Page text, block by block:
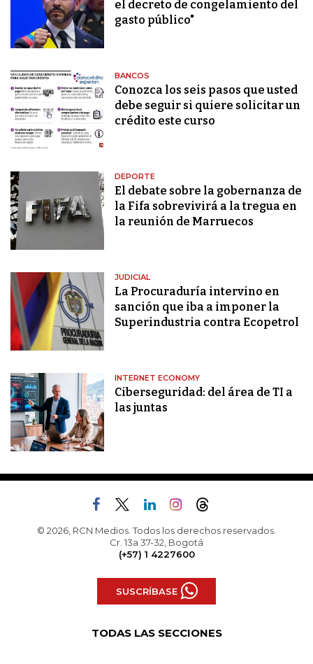
el decreto de congelamiento del
gasto público"
BANCOS
Conozca los seis pasos que usted
debe seguir si quiere solicitar un
crédito este curso
DEPORTE
El debate sobre la gobernanza de
la Fifa sobrevivirá a la tregua en
la reunión de Marruecos
JUDICIAL
La Procuraduría intervino en
sanción que iba a imponer la
Superindustria contra Ecopetrol
INTERNET ECONOMY
Ciberseguridad: del área de TI a
las juntas
© 2026, RCN Medios. Todos los derechos reservados.
Cr. 13a 37-32, Bogotá
(+57) 1 4227600
SUSCRÍBASE
TODAS LAS SECCIONES